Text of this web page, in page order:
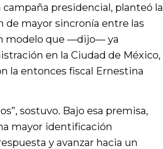
presidencial, planteó la
de mayor sincronía entre las
modelo que —dijo— ya
en la Ciudad de México,
la entonces fiscal Ernestina
sostuvo. Bajo esa premisa,
mayor identificación
y avanzar hacia un